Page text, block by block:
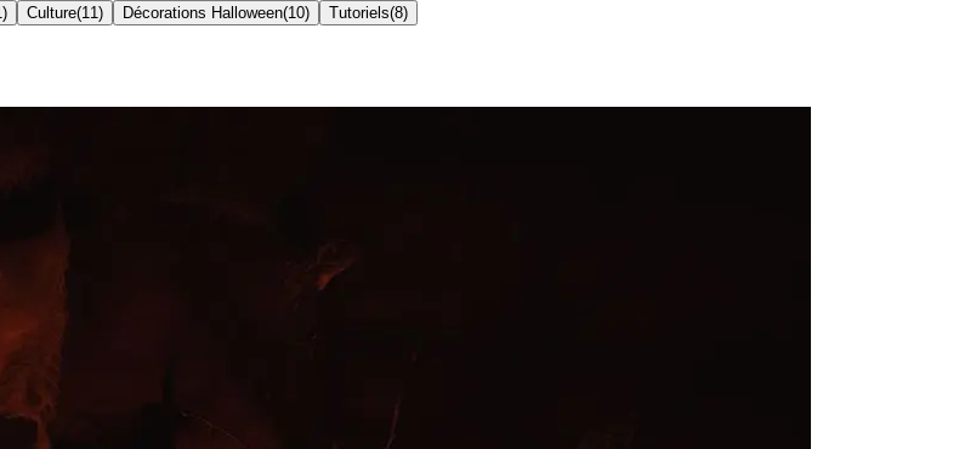
) Culture(11 ) Décorations Halloween(10) Tutoriels(8)